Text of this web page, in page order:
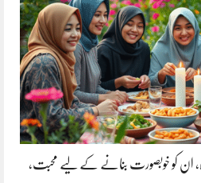
ان کو خوبصورت بنانے کے لیے محبت،